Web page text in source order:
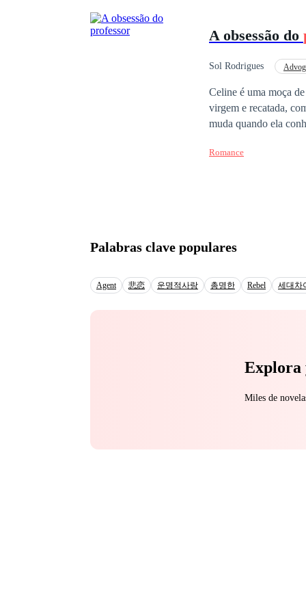
A obsessão do
Sol Rodrigues
Celine é uma moça de
virgem e recatada,
muda quando ela
com indiferença e
Romance
Palabras clave populares
Agent 悲恋 운명적사랑 총명한 Rebel 세대차
Explora
Miles de